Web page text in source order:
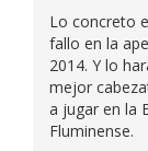
Lo concreto
fallo en la
2014. Y lo
mejor
a jugar en la
Fluminense.